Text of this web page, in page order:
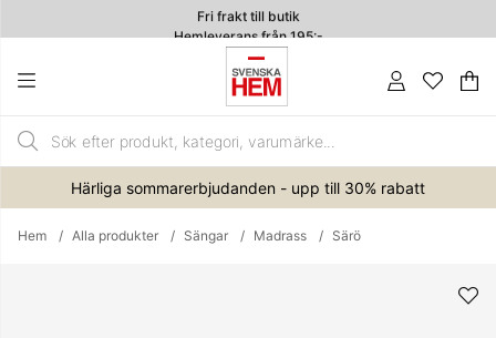
Fri frakt till butik
Hemleverans från 195:-
4.7
.
Härliga sommarerbjudanden - upp till 30% rabatt
Hem Alla produkter Sängar Madrass Särö